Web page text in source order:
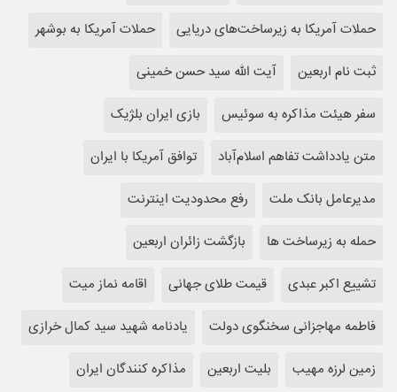
بازگشت زائران اربعین
تشییع اکبر عبدی قیمت طلای جهانی
حملات آمریکا به زیرساخت‌های دریایی
حملات آمریکا به بوشهر
اقامه نماز میت
فاطمه مهاجزانی سخنگوی دولت
یادنامه شهید سید کمال خرازی
زمین لرزه مهیب
ثبت نام اربعین
بلیت اربعین
آیت الله سید حسن خمینی
سفر هیئت مذاکره به سوئیس بازی ایران بلژیک
مذاکره کنندگان ایران
متن یادداشت تفاهم اسلام‌آباد توافق آمریکا با ایران
مدیرعامل بانک ملت رفع محدودیت اینترنت
حمله به زیرساخت ها